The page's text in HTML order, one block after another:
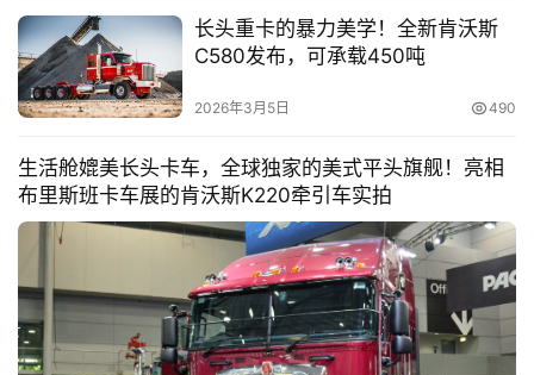
首
独
家
长头重卡的暴力美学！全新肯沃斯
C580发布，可承载450吨
2026年3月5日 490
生活舱媲美长头卡车，全球独家的美式平头旗舰！亮相
布里斯班卡车展的肯沃斯K220牵引车实拍